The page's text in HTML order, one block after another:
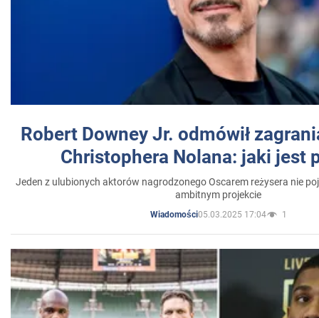
Robert Downey Jr. odmówił
Christophera Nolana: jaki jest
Jeden z ulubionych aktorów nagrodzonego Oscarem reżysera nie
ambitnym projekcie
Wiadomości05.03.2025 17:04 1